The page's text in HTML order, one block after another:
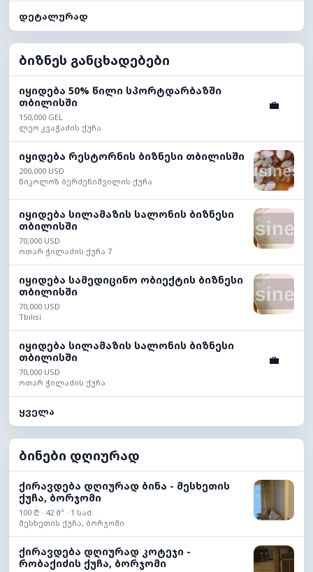
დეტალურად
ბიზნეს განცხადებები
იყიდება 50% წილი სპორტდარბაზში
თბილისში
150,000 GEL
ლეო კვაჭაძის ქუჩა
💼
იყიდება რესტორნის ბიზნესი თბილისში
200,000 USD
ნიკოლოზ ბერძენიშვილის ქუჩა
იყიდება სილამაზის სალონის ბიზნესი
თბილისში
70,000 USD
ოთარ ჭილაძის ქუჩა 7
იყიდება სამედიცინო ობიექტის ბიზნესი
თბილისში
70,000 USD
Tbilisi
იყიდება სილამაზის სალონის ბიზნესი
თბილისში
70,000 USD
ოთარ ჭილაძის ქუჩა
💼
ყველა
ბინები დღიურად
ქირავდება დღიურად ბინა - მესხეთის
ქუჩა, ბორჯომი
100 ₾ · 42 მ² · 1 საძ.
მესხეთის ქუჩა, ბორჯომი
ქირავდება დღიურად კოტეჯი -
რობაქიძის ქუჩა, ბორჯომი